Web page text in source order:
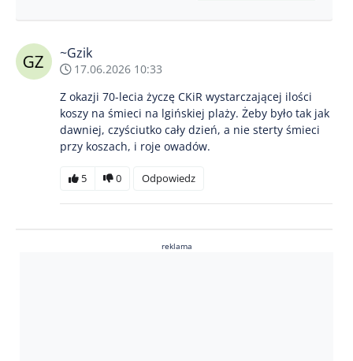
~Gzik
17.06.2026 10:33
Z okazji 70-lecia życzę CKiR wystarczającej ilości
koszy na śmieci na lgińskiej plaży. Żeby było tak jak
dawniej, czyściutko cały dzień, a nie sterty śmieci
przy koszach, i roje owadów.
5 0 Odpowiedz
reklama